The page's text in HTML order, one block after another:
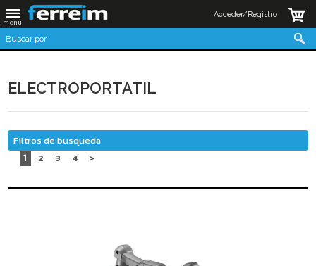
Acceder/Registro
ELECTROPORTATIL
Filtros de busqueda
1 2 3 4 >